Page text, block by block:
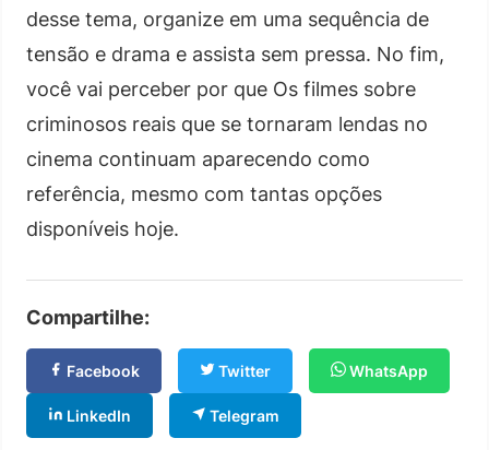
desse tema, organize em uma sequência de
tensão e drama e assista sem pressa. No fim,
você vai perceber por que Os filmes sobre
criminosos reais que se tornaram lendas no
cinema continuam aparecendo como
referência, mesmo com tantas opções
disponíveis hoje.
Compartilhe:
Facebook Twitter WhatsApp
LinkedIn Telegram